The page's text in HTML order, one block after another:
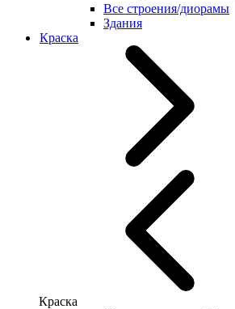
Все строения/диорамы
Здания
Краска
Краска